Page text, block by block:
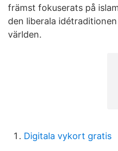
främst fokuserats på
den liberala
världen.
Digitala vykort gratis